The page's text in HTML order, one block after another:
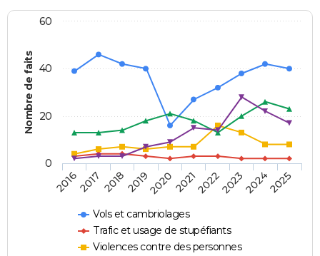
Nombre de faits
Vols et cambriolages
Trafic et usage de stupéfiants
Violences contre des personnes
20162017 20182019202020212022202320242025
0
20
40
60